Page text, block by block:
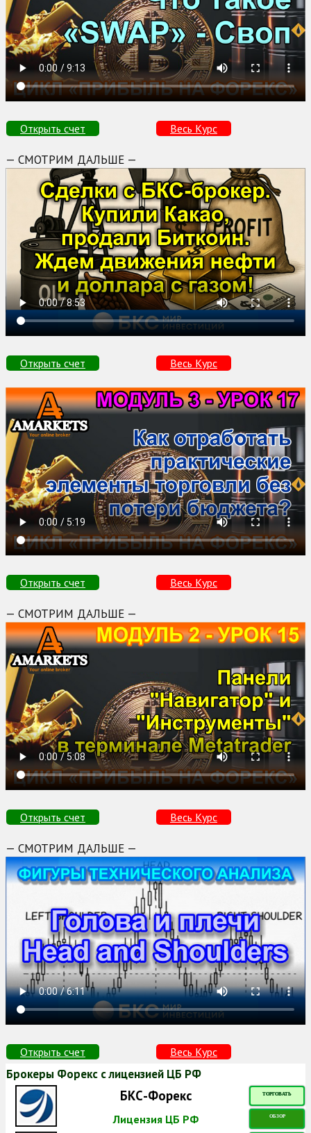
Открыть счет Весь Курс
— СМОТРИМ ДАЛЬШЕ —
Открыть счет Весь Курс
Открыть счет Весь Курс
— СМОТРИМ ДАЛЬШЕ —
Открыть счет Весь Курс
— СМОТРИМ ДАЛЬШЕ —
Открыть счет Весь Курс
Брокеры Форекс с лицензией ЦБ РФ
БКС-Форекс ТОРГОВАТЬ
Лицензия ЦБ РФ ОБЗОР